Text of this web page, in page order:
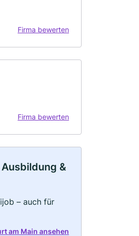
Firma bewerten
Firma bewerten
&
– auch für
am Main ansehen